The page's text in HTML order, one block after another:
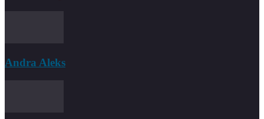
Andra Aleks